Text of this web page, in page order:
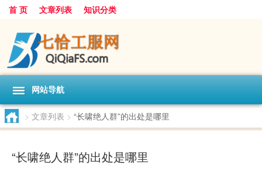
首 页 文章列表 知识分类
网站导航
> 文章列表 > “长啸绝人群”的出处是哪里
“长啸绝人群”的出处是哪里